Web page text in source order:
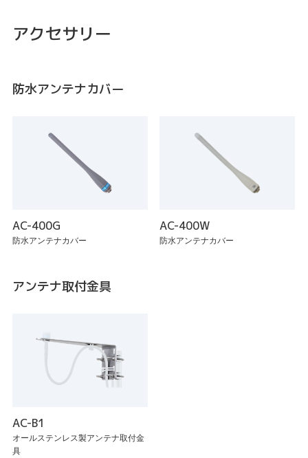
アクセサリー
防水アンテナカバー
AC-400G
防水アンテナカバー
AC-400W
防水アンテナカバー
アンテナ取付金具
AC-B1
オールステンレス製アンテナ取付金
具